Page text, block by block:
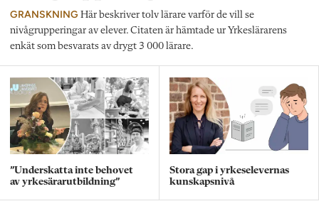
GRANSKNING Här beskriver tolv lärare varför de vill se
nivågrupperingar av elever. Citaten är hämtade ur Yrkeslärarens
enkät som besvarats av drygt 3 000 lärare.
”Underskatta inte behovet
av yrkesärarutbildning”
Stora gap i yrkeselevernas
kunskapsnivå